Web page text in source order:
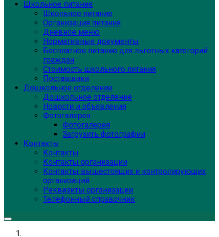
Школьное питание
Школьное питание
Организация питания
Дневное меню
Нормативные документы
Бесплатное питание для льготных категорий
граждан
Стоимость школьного питания
Поставщики
Дошкольное отделение
Дошкольное отделение
Новости и объявления
Фотогалерея
Фотогалерея
Загрузить фотографии
Контакты
Контакты
Контакты организации
Контакты вышестоящих и контролирующих
организаций
Реквизиты организации
Телефонный справочник